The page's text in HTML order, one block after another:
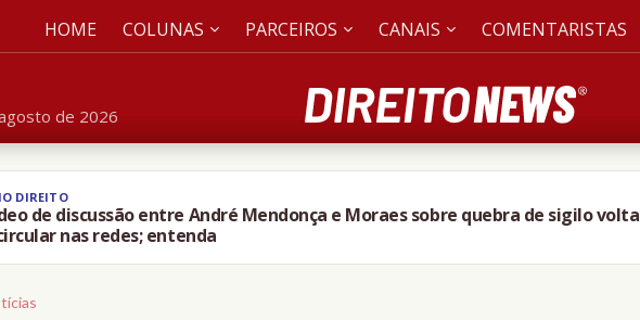
de 2026
HOME COLUNAS PARCEIROS CANAIS COMENTARISTAS
DIREITO
de discussão entre André Mendonça e Moraes sobre quebra de sigilo volta
nas redes; entenda